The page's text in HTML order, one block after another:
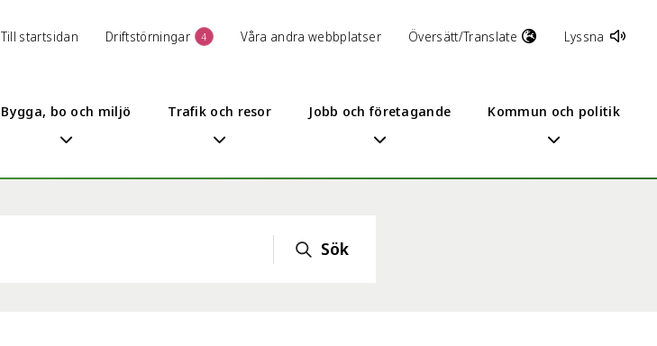
Till startsidan Driftstörningar 4 Våra andra webbplatser Översätt/Translate Lyssna
Bygga, bo och miljö Trafik och resor Jobb och företagande Kommun och politik
Sök